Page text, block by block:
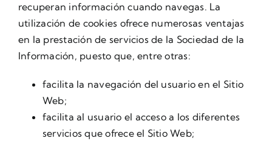
recuperan información cuando navegas. La
utilización de cookies ofrece numerosas ventajas
en la prestación de servicios de la Sociedad de la
Información, puesto que, entre otras:
facilita la navegación del usuario en el Sitio
Web;
facilita al usuario el acceso a los diferentes
servicios que ofrece el Sitio Web;